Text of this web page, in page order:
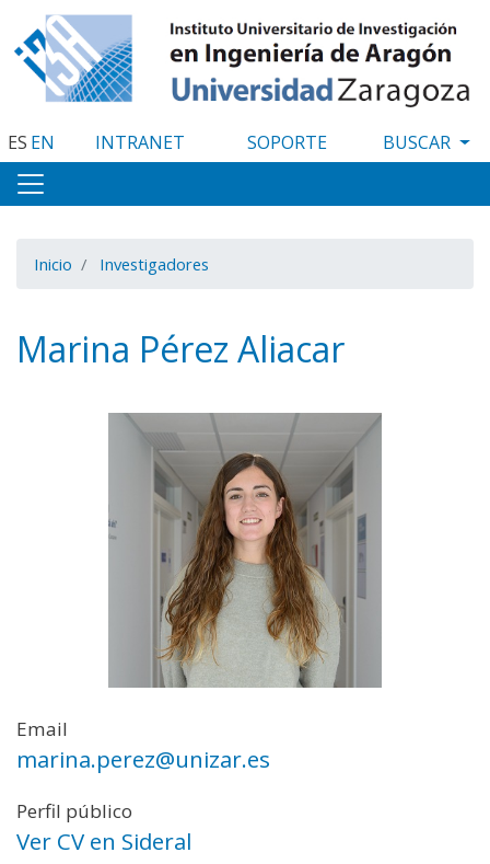
al
contenido
principal
ES EN INTRANET SOPORTE
Inicio Investigadores
Marina Pérez Aliacar
Email
marina.perez@unizar.es
Perfil público
Ver CV en Sideral